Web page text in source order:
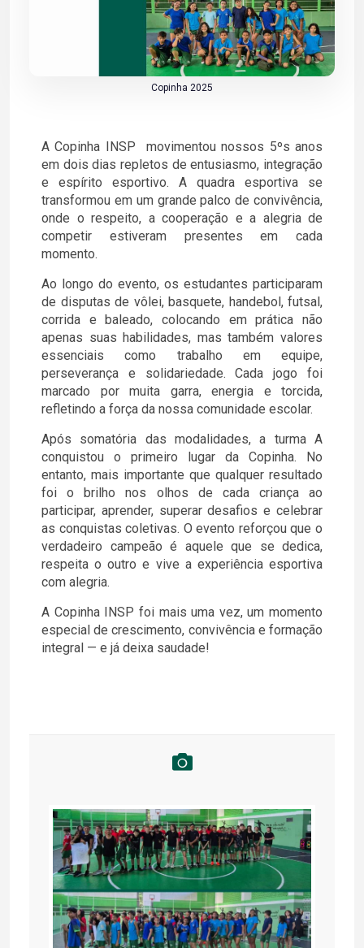
Copinha 2025
A Copinha INSP movimentou nossos 5ºs anos
em dois dias repletos de entusiasmo, integração
e espírito esportivo. A quadra esportiva se
transformou em um grande palco de convivência,
onde o respeito, a cooperação e a alegria de
competir estiveram presentes em cada
momento.
Ao longo do evento, os estudantes participaram
de disputas de vôlei, basquete, handebol, futsal,
corrida e baleado, colocando em prática não
apenas suas habilidades, mas também valores
essenciais como trabalho em equipe,
perseverança e solidariedade. Cada jogo foi
marcado por muita garra, energia e torcida,
refletindo a força da nossa comunidade escolar.
Após somatória das modalidades, a turma A
conquistou o primeiro lugar da Copinha. No
entanto, mais importante que qualquer resultado
foi o brilho nos olhos de cada criança ao
participar, aprender, superar desafios e celebrar
as conquistas coletivas. O evento reforçou que o
verdadeiro campeão é aquele que se dedica,
respeita o outro e vive a experiência esportiva
com alegria.
A Copinha INSP foi mais uma vez, um momento
especial de crescimento, convivência e formação
integral — e já deixa saudade!